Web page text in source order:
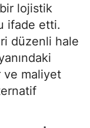
lojistik
ifade etti.
düzenli hale
ve maliyet